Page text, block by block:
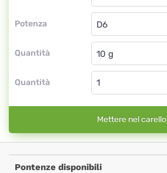
Potenza
Globuli
D6
Quantità
Globuli
Quantità
Mettere nel carello
Pontenze disponibili